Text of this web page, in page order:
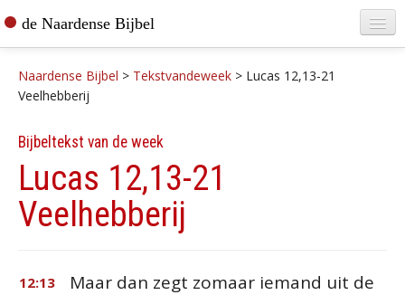
de Naardense Bijbel
Teksten raadplegen
Bijbel bestellen
De vertaler
Contact
Naardense Bijbel > Tekstvandeweek > Lucas 12,13-21
Veelhebberij
Bijbeltekst van de week
Lucas 12,13-21
Veelhebberij
12:13
Maar dan zegt zomaar iemand uit de